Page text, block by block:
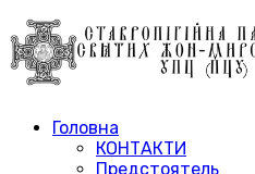
Головна
КОНТАКТИ
Предстоятель